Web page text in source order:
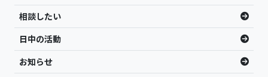
相談したい
日中の活動
お知らせ